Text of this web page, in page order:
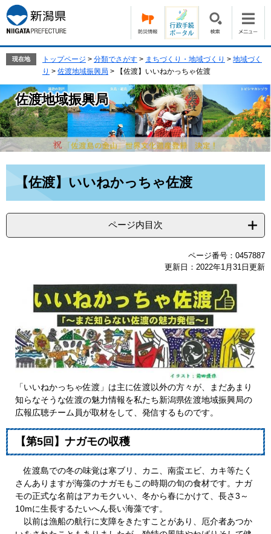
ー
ジ
の
で
す。
ニ
ュ
ー
ば
て
本
文
へ
現在地 トップページ > 分類でさがす > まちづくり・地域づくり > 地域づく
り > 佐渡地域振興局 > 【佐渡】いいねかっちゃ佐渡
佐渡地域振興局
【佐渡】いいねかっちゃ佐渡
ページ内目次
ページ番号：0457887
更新日：2022年1月31日更新
「いいねかっちゃ佐渡」は主に佐渡以外の方々が、まだあまり
知らなそうな佐渡の魅力情報を私たち新潟県佐渡地域振興局の
広報広聴チーム員が取材をして、発信するものです。
【第5回】ナガモの収穫
佐渡島での冬の味覚は寒ブリ、カニ、南蛮エビ、カキ等たく
さんありますが海藻のナガモもこの時期の旬の食材です。ナガ
モの正式な名前はアカモクいい、冬から春にかけて、長さ3～
10mに生長するたいへん長い海藻です。
以前は漁船の航行に支障をきたすことがあり、厄介者あつか